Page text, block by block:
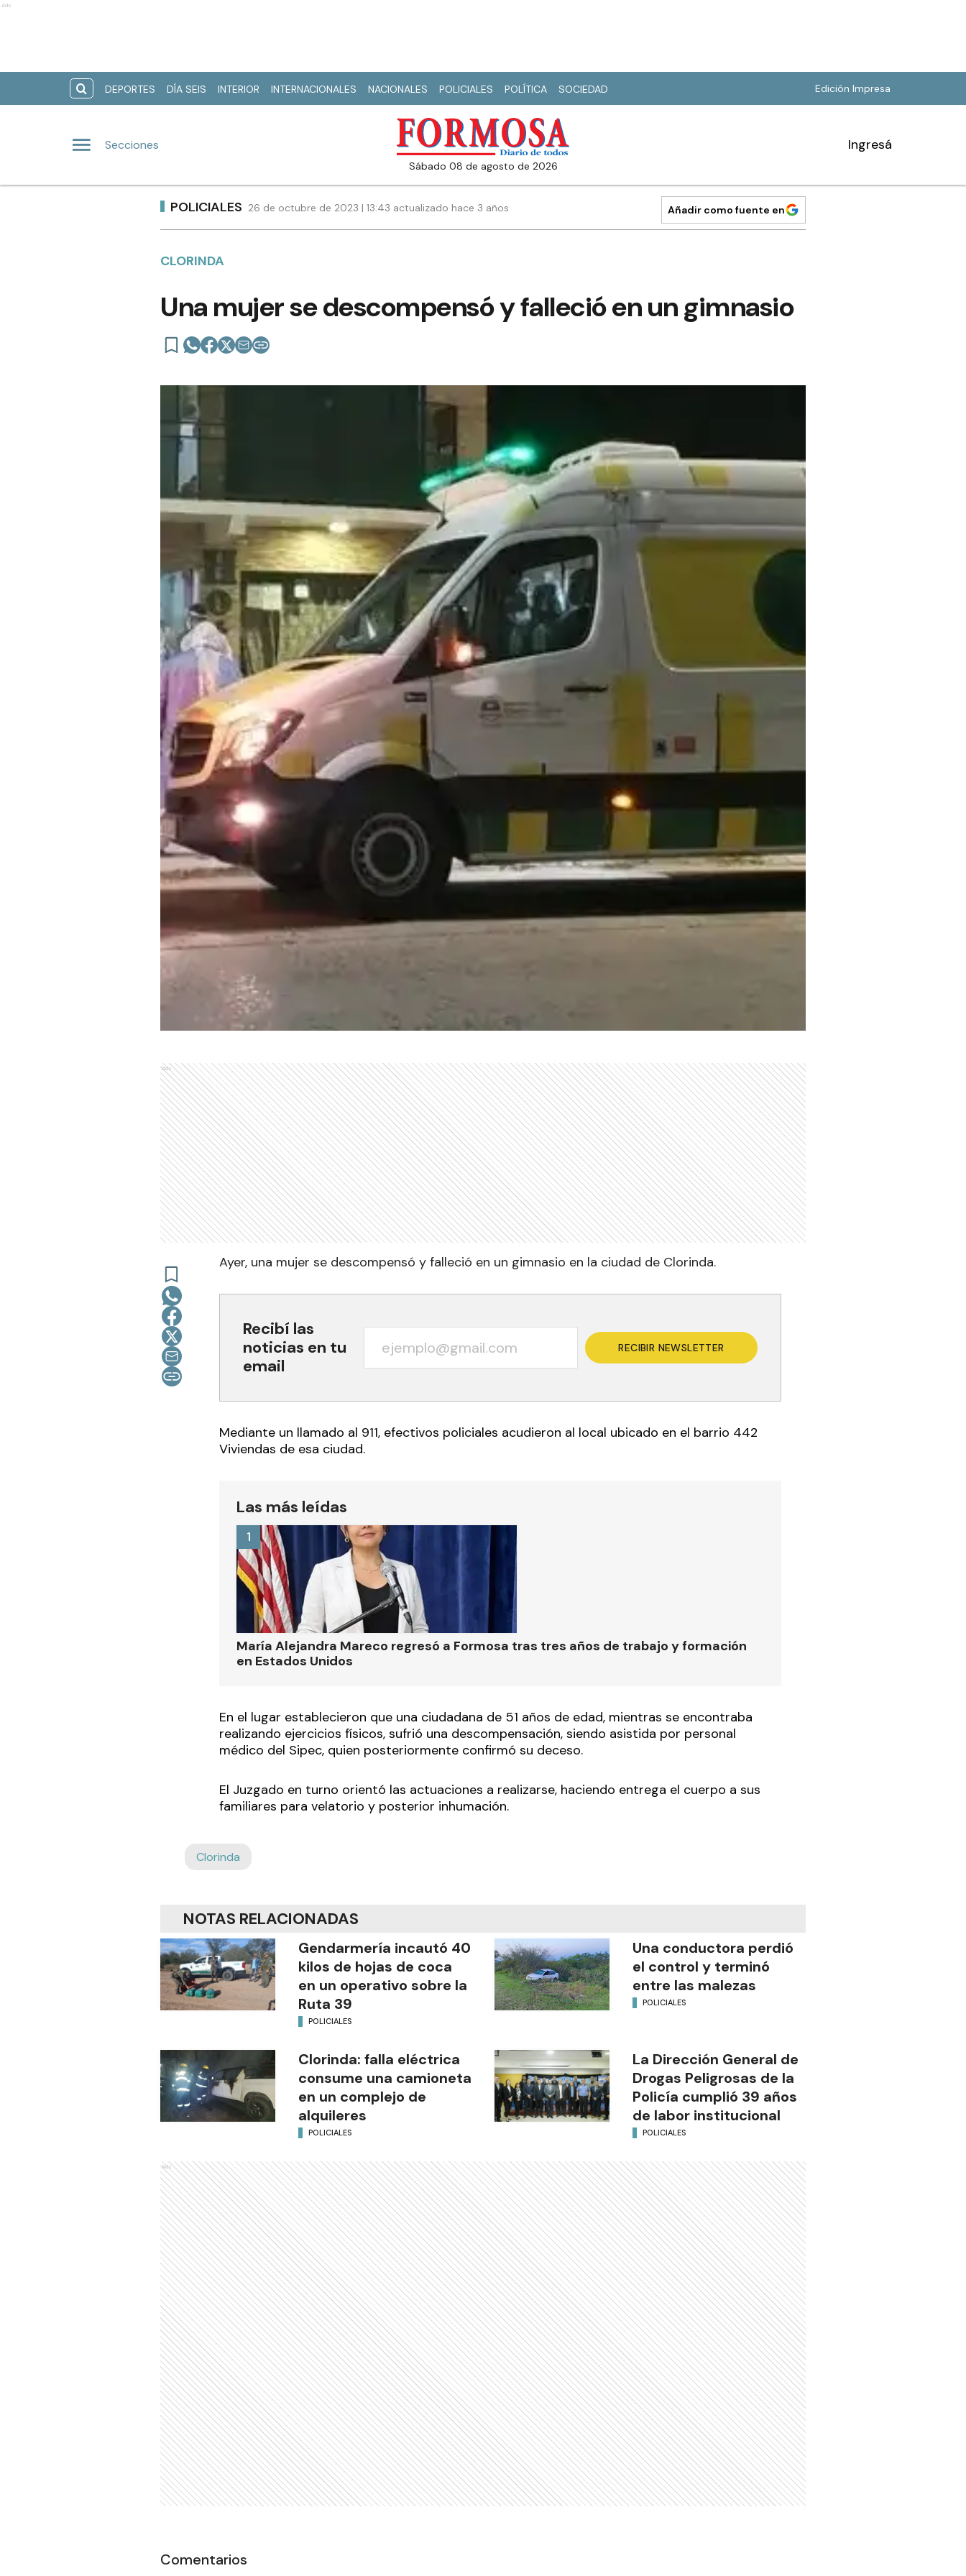
Ads
DEPORTES DÍA SEIS INTERIOR INTERNACIONALES NACIONALES POLICIALES POLÍTICA SOCIEDAD Edición Impresa
Secciones
sábado 08 de agosto de 2026
Ingresá
POLICIALES 26 de octubre de 2023 | 13:43 actualizado hace 3 años Añadir como fuente en
CLORINDA
Una mujer se descompensó y falleció en un gimnasio
Ads
Ayer, una mujer se descompensó y falleció en un gimnasio en la ciudad de Clorinda.
Recibí las
noticias en tu
email
RECIBIR NEWSLETTER
Mediante un llamado al 911, efectivos policiales acudieron al local ubicado en el barrio 442
Viviendas de esa ciudad.
Las más leídas
María Alejandra Mareco regresó a Formosa tras tres años de trabajo y formación
en Estados Unidos
1
En el lugar establecieron que una ciudadana de 51 años de edad, mientras se encontraba
realizando ejercicios físicos, sufrió una descompensación, siendo asistida por personal
médico del Sipec, quien posteriormente confirmó su deceso.
El Juzgado en turno orientó las actuaciones a realizarse, haciendo entrega el cuerpo a sus
familiares para velatorio y posterior inhumación.
Clorinda
NOTAS RELACIONADAS
Gendarmería incautó 40
kilos de hojas de coca
en un operativo sobre la
Ruta 39
POLICIALES
Una conductora perdió
el control y terminó
entre las malezas
POLICIALES
Clorinda: falla eléctrica
consume una camioneta
en un complejo de
alquileres
POLICIALES
La Dirección General de
Drogas Peligrosas de la
Policía cumplió 39 años
de labor institucional
POLICIALES
Ads
Comentarios